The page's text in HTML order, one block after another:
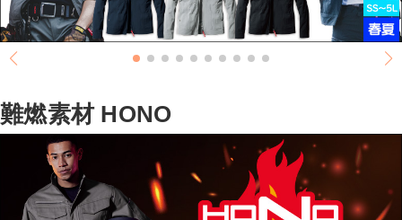
難燃素材 HONO